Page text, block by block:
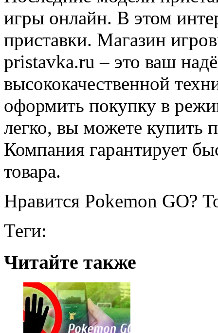
игры онлайн. В этом
приставки. Магазин
pristavka.ru – это ваш
высококачественной
оформить покупку в
легко, вы можете купить
Компания гарантирует
товара.
Нравится Pokemon GO?
Теги:
Читайте также